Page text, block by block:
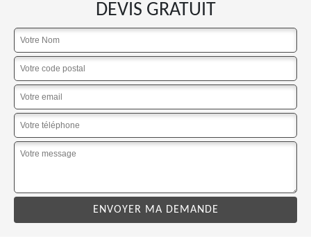
DEVIS GRATUIT